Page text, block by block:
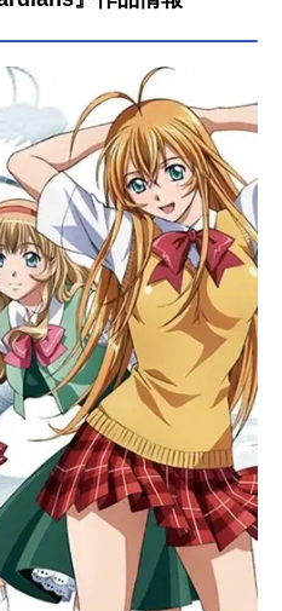
東の地にもたらされたとき、
士たちの伝説が胎動を始め
ていた・・・・・作品名一
DragonDestiny放送形態TVア
リーズ一騎当千スケジュール2
月26日（月）～2007年5月14
AT-Xほか話数全12話キャス
符：浅野真澄呂蒙子明：甲
劉備玄徳：真堂圭関羽雲
目仁美張飛益徳：茅原実